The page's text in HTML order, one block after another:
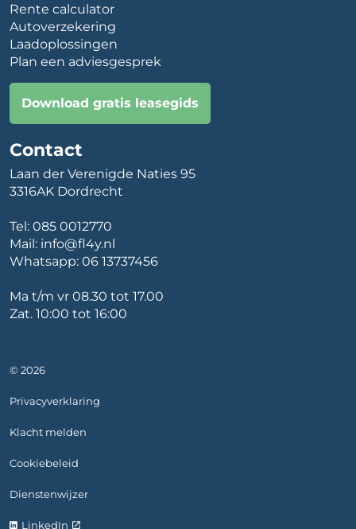
Rente calculator
Autoverzekering
Laadoplossingen
Plan een adviesgesprek
Download gratis leasegids
Contact
Laan der Verenigde Naties 95
3316AK Dordrecht
Tel: 085 0012770
Mail: info@fl4y.nl
Whatsapp: 06 13737456
Ma t/m vr 08.30 tot 17.00
Zat. 10:00 tot 16:00
© 2026
Privacyverklaring
Klacht melden
Cookiebeleid
Dienstenwijzer
LinkedIn